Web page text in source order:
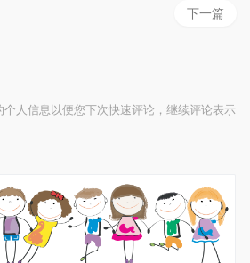
下一篇
个人信息以便您下次快速评论，继续评论表示